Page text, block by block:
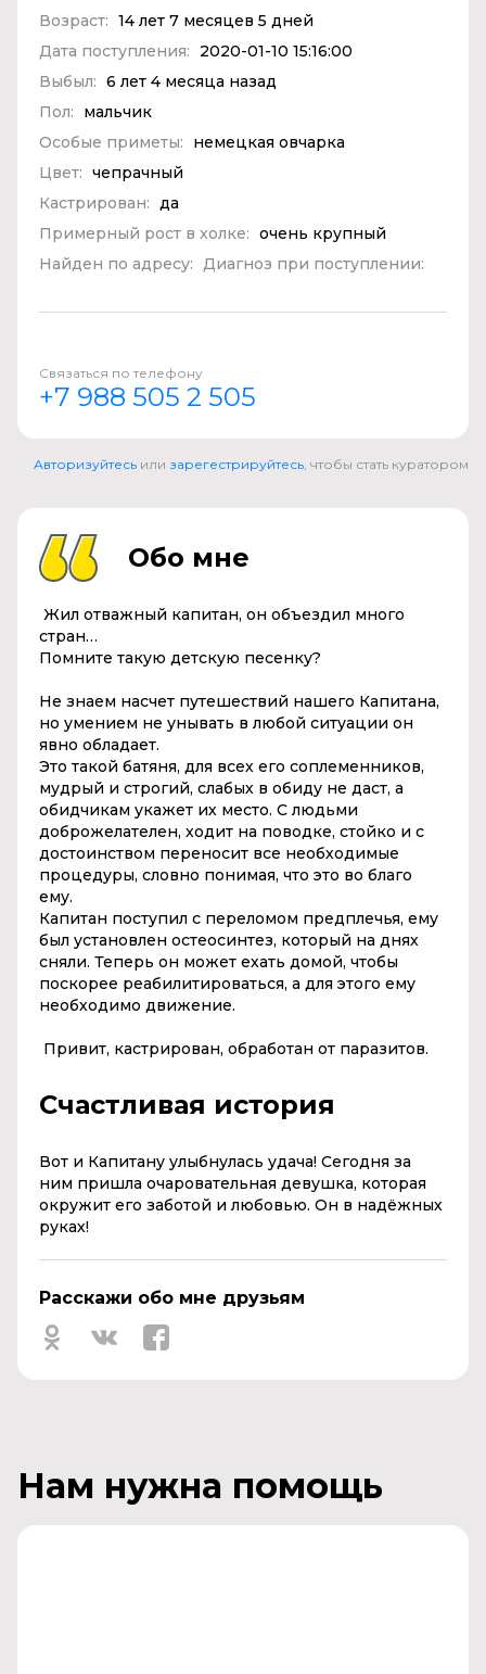
Возраст: 14 лет 7 месяцев 5 дней
Дата поступления:
2020-01-10 15:16:00
Выбыл: 6 лет 4 месяца назад
Пол:
мальчик
Особые приметы:
немецкая овчарка
Цвет: чепрачный
Кастрирован: да
Примерный рост в холке: очень крупный
Найден по адресу: Диагноз при поступлении:
Связаться по телефону
+7 988 505 2 505
Авторизуйтесь или зарегестрируйтесь, чтобы стать куратором
Обо мне
Жил отважный капитан, он объездил много
стран…
Помните такую детскую песенку?
Не знаем насчет путешествий нашего Капитана,
но умением не унывать в любой ситуации он
явно обладает.
Это такой батяня, для всех его соплеменников,
мудрый и строгий, слабых в обиду не даст, а
обидчикам укажет их место. С людьми
доброжелателен, ходит на поводке, стойко и с
достоинством переносит все необходимые
процедуры, словно понимая, что это во благо
ему.
Капитан поступил с переломом предплечья, ему
был установлен остеосинтез, который на днях
сняли. Теперь он может ехать домой, чтобы
поскорее реабилитироваться, а для этого ему
необходимо движение.
Привит, кастрирован, обработан от паразитов.
Счастливая история
Вот и Капитану улыбнулась удача! Сегодня за
ним пришла очаровательная девушка, которая
окружит его заботой и любовью. Он в надёжных
руках!
Расскажи обо мне друзьям
Нам нужна помощь